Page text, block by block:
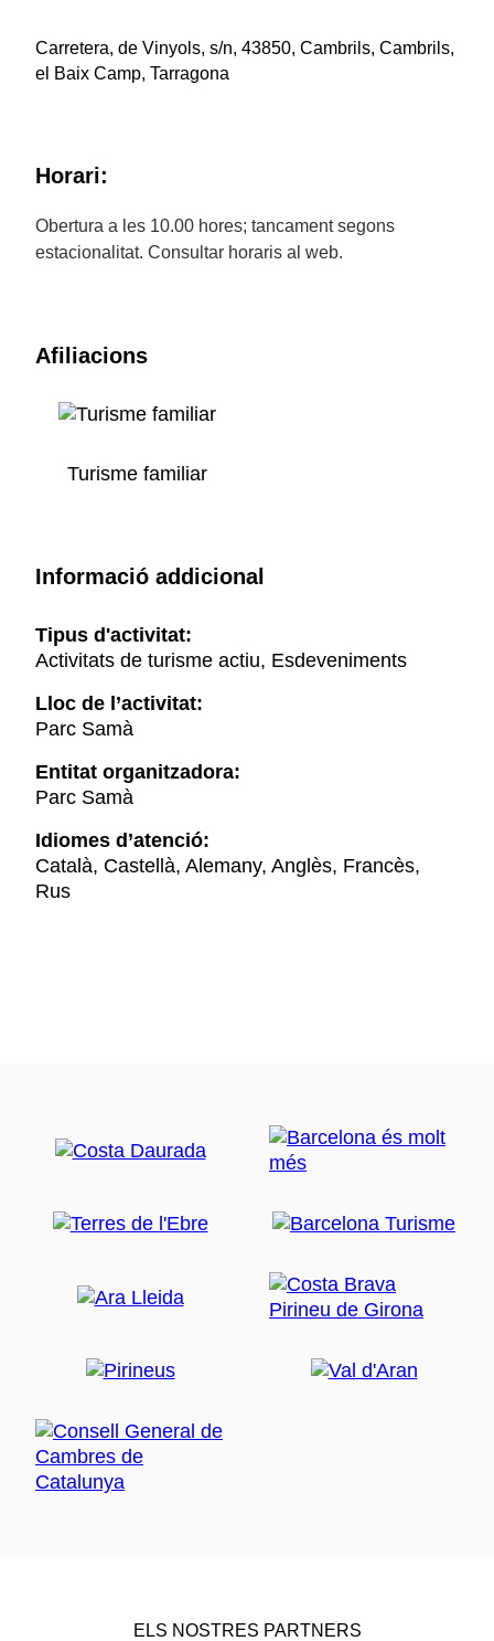
Carretera, de Vinyols, s/n, 43850, Cambrils, Cambrils,
el Baix Camp, Tarragona
Horari:
Obertura a les 10.00 hores; tancament segons
estacionalitat. Consultar horaris al web.
Afiliacions
Turisme familiar
Informació addicional
Tipus d'activitat:
Activitats de turisme actiu, Esdeveniments
Lloc de l’activitat:
Parc Samà
Entitat organitzadora:
Parc Samà
Idiomes d’atenció:
Català, Castellà, Alemany, Anglès, Francès,
Rus
ELS NOSTRES PARTNERS